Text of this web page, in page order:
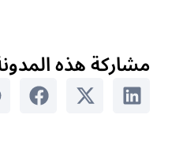
مشاركة هذه